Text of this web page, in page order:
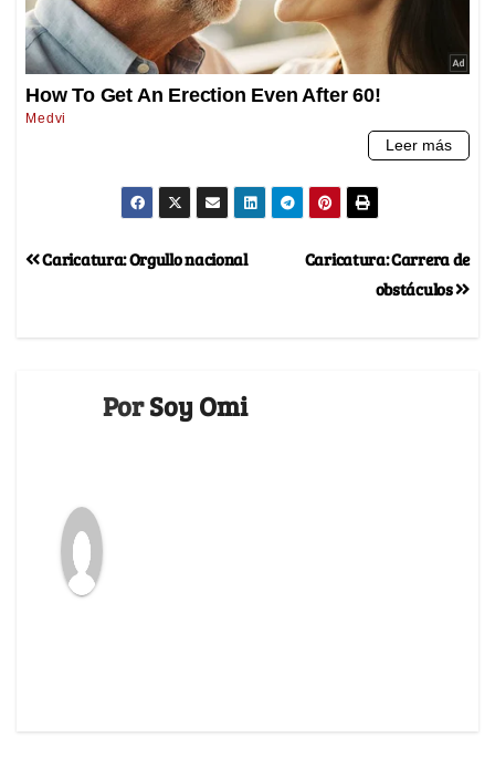
Caricatura: Carrera de
obstáculos
Caricatura: Orgullo nacional
PorSoy Omi